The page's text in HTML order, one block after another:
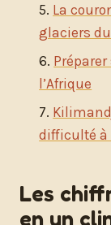
La
glaciers
l’Afrique
difficulté à
Les
en un